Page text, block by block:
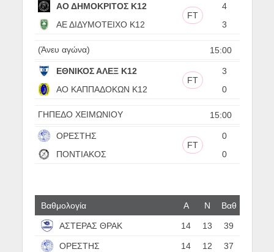
ΑΟ ΔΗΜΟΚΡΙΤΟΣ Κ12
4
FT
ΑΕ ΔΙΔΥΜΟΤΕΙΧΟ Κ12
3
15:00
(Άνευ αγώνα)
ΕΘΝΙΚΟΣ ΑΛΕΞ Κ12
3
FT
ΑΟ ΚΑΠΠΑΔΟΚΩΝ Κ12
0
15:00
ΓΗΠΕΔΟ ΧΕΙΜΩΝΙΟΥ
ΟΡΕΣΤΗΣ
0
FT
ΠΟΝΤΙΑΚΟΣ
0
Βαθμολογία Α N Βαθ
ΑΣΤΕΡΑΣ ΘΡΑΚ 14 13 39
ΟΡΕΣΤΗΣ 14 12 37